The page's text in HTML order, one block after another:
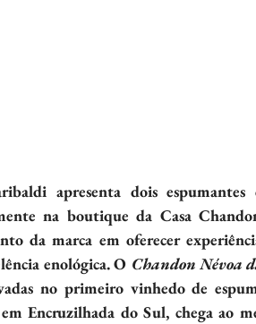
apresenta dois
na boutique da Casa
da marca em oferecer
enológica. O Chandon Névoa
no primeiro vinhedo de
Encruzilhada do Sul, chega ao